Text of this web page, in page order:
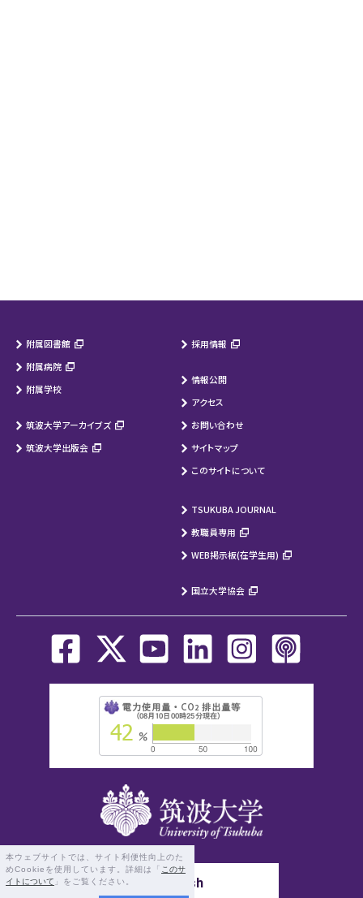
本ウェブサイトでは、サイト利便性向上のた
めCookieを使用しています。詳細は「 このサ
イトについて 」をご覧ください。
附属図書館
附属病院
附属学校
筑波大学アーカイブズ
筑波大学出版会
採用情報
情報公開
アクセス
お問い合わせ
サイトマップ
このサイトについて
TSUKUBA JOURNAL
教職員専用
WEB掲示板(在学生用)
国立大学協会
English